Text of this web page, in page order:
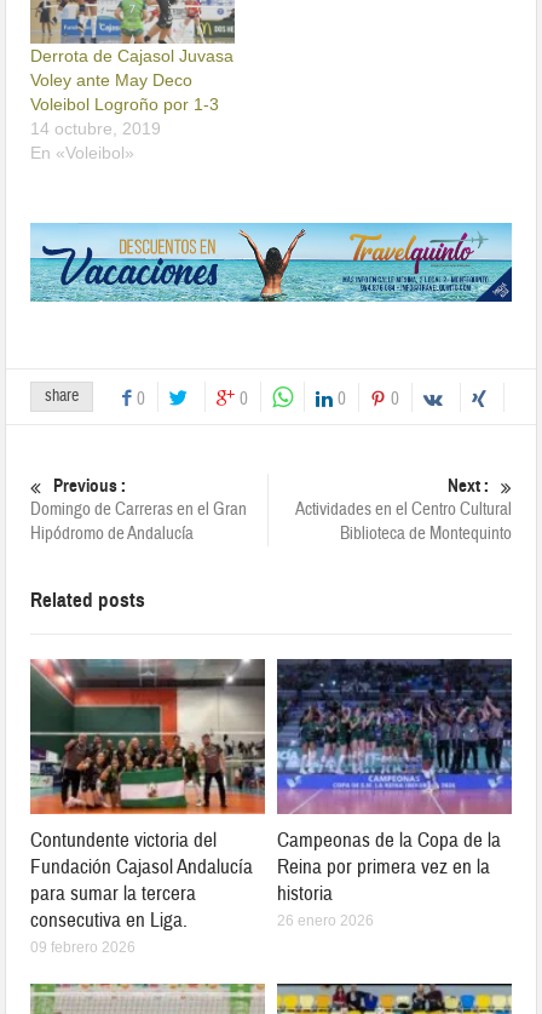
Derrota de Cajasol Juvasa
Voley ante May Deco
Voleibol Logroño por 1-3
14 octubre, 2019
En «Voleibol»
share 0 0 0 0
Previous :
Domingo de Carreras en el Gran
Hipódromo de Andalucía
Next :
Actividades en el Centro Cultural
Biblioteca de Montequinto
Related posts
Contundente victoria del
Fundación Cajasol Andalucía
para sumar la tercera
consecutiva en Liga.
09 febrero 2026
Campeonas de la Copa de la
Reina por primera vez en la
historia
26 enero 2026